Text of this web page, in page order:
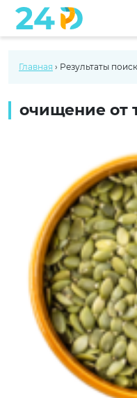
Главная › Результаты
очищение от